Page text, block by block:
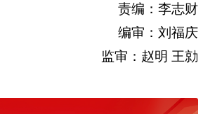
责编：李志财
编审：刘福庆
监审：赵明 王勍